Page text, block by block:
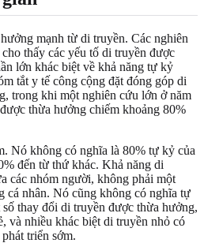
mạnh từ di truyền. Các nghiên
thấy các yếu tố di truyền được
lớn khác biệt về khả năng tự kỷ
tắt y tế công cộng đặt đóng góp di
trong khi một nghiên cứu lớn ở năm
thừa hưởng chiếm khoảng 80%
Nó không có nghĩa là 80% tự kỷ của
đến từ thứ khác. Khả năng di
các nhóm người, không phải một
cá nhân. Nó cũng không có nghĩa tự
thay đổi di truyền được thừa hưởng,
và nhiều khác biệt di truyền nhỏ có
triển sớm.